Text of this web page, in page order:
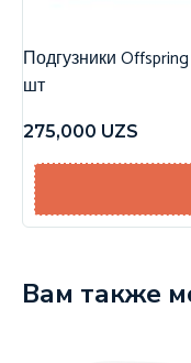
Подгузники
шт
275,000 UZS
Вам также